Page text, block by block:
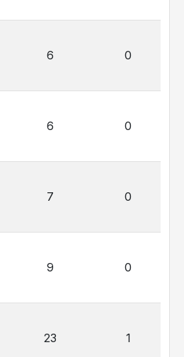
6 0
6 0
7 0
9 0
23 1